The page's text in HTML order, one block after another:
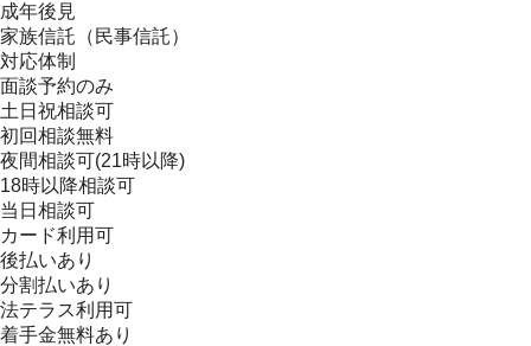
成年後見
家族信託（民事信託）
対応体制
面談予約のみ
土日祝相談可
初回相談無料
夜間相談可(21時以降)
18時以降相談可
当日相談可
カード利用可
後払いあり
分割払いあり
法テラス利用可
着手金無料あり